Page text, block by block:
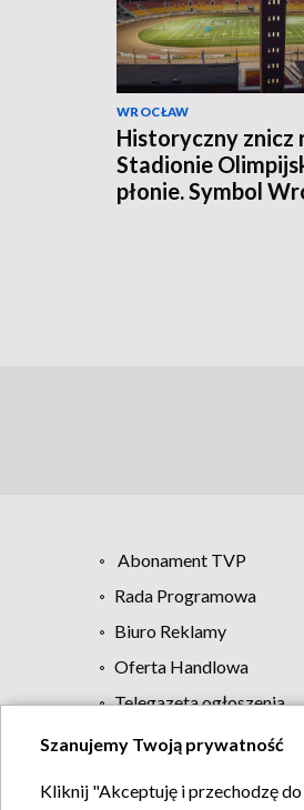
WROCŁAW
Historyczny znicz
Stadionie
płonie. Symbol
Abonament TVP
Rada Programowa
Biuro Reklamy
Oferta Handlowa
Telegazeta ogłoszenia
Szanujemy Twoją prywatność
Kliknij "Akceptuję i przechodzę